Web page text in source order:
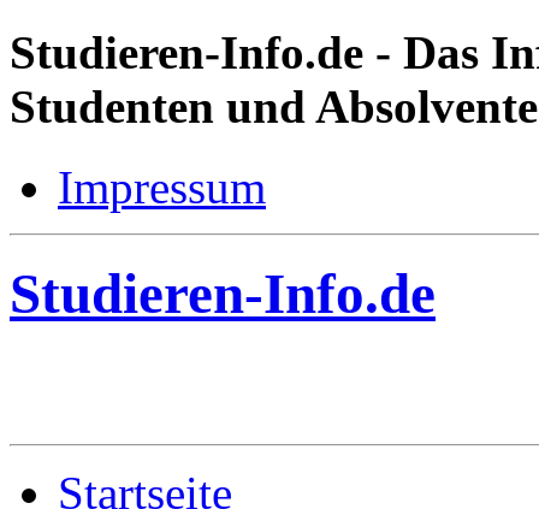
Studieren-Info.de - Das
Studenten und
Impressum
Studieren-Info.de
Startseite